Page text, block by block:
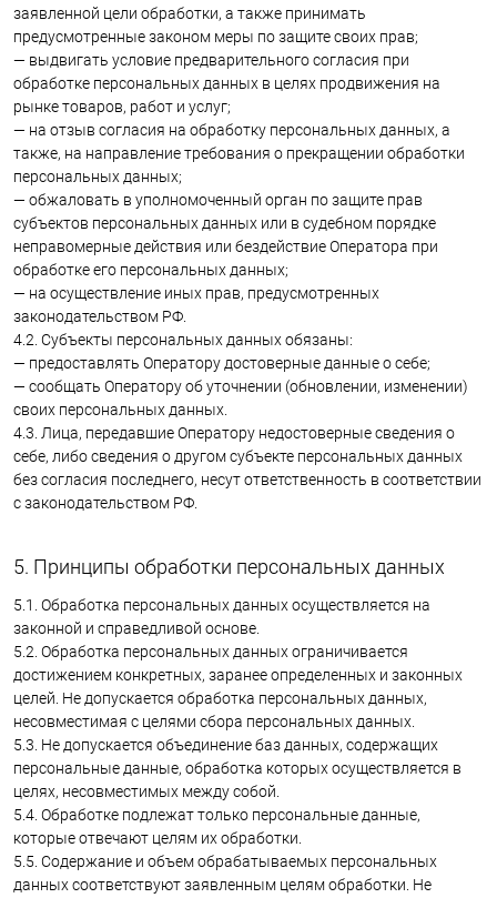
заявленной цели обработки, а также принимать
предусмотренные законом меры по защите своих прав;
— выдвигать условие предварительного согласия при
обработке персональных данных в целях продвижения на
рынке товаров, работ и услуг;
— на отзыв согласия на обработку персональных данных, а
также, на направление требования о прекращении обработки
персональных данных;
— обжаловать в уполномоченный орган по защите прав
субъектов персональных данных или в судебном порядке
неправомерные действия или бездействие Оператора при
обработке его персональных данных;
— на осуществление иных прав, предусмотренных
законодательством РФ.
4.2. Субъекты персональных данных обязаны:
— предоставлять Оператору достоверные данные о себе;
— сообщать Оператору об уточнении (обновлении, изменении)
своих персональных данных.
4.3. Лица, передавшие Оператору недостоверные сведения о
себе, либо сведения о другом субъекте персональных данных
без согласия последнего, несут ответственность в соответствии
с законодательством РФ.
5. Принципы обработки персональных данных
5.1. Обработка персональных данных осуществляется на
законной и справедливой основе.
5.2. Обработка персональных данных ограничивается
достижением конкретных, заранее определенных и законных
целей. Не допускается обработка персональных данных,
несовместимая с целями сбора персональных данных.
5.3. Не допускается объединение баз данных, содержащих
персональные данные, обработка которых осуществляется в
целях, несовместимых между собой.
5.4. Обработке подлежат только персональные данные,
которые отвечают целям их обработки.
5.5. Содержание и объем обрабатываемых персональных
данных соответствуют заявленным целям обработки. Не